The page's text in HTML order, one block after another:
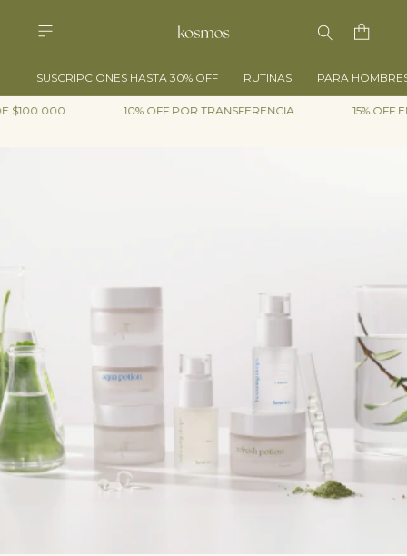
SUSCRIPCIONES HASTA 30% OFF RUTINAS PARA
10% OFF POR TRANSFERENCIA 15% OFF EN